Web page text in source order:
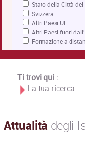
Stato della Città
Svizzera
Altri Paesi UE
Altri Paesi fuori
Formazione a
Ti trovi qui :
La tua ricerca
Attualità degli